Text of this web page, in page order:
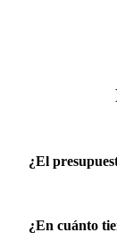
¿El
¿En cuánto